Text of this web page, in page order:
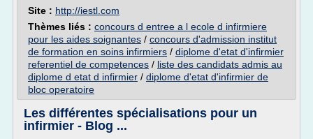
Site : http://iestl.com
Thèmes liés : concours d entree a l ecole d infirmiere
pour les aides soignantes / concours d'admission institut
de formation en soins infirmiers / diplome d'etat d'infirmier
referentiel de competences / liste des candidats admis au
diplome d etat d infirmier / diplome d'etat d'infirmier de
bloc operatoire
Les différentes spécialisations pour un
infirmier - Blog ...